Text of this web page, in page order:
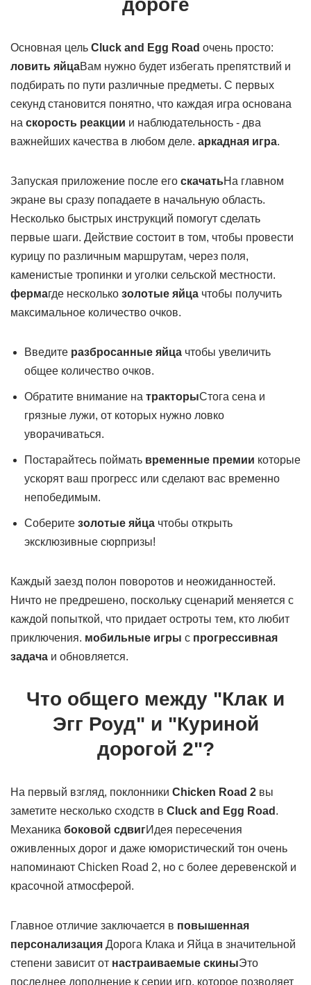
Основная цель Cluck and Egg Road очень просто:
ловить яйцаВам нужно будет избегать препятствий и
подбирать по пути различные предметы. С первых
секунд становится понятно, что каждая игра основана
на скорость реакции и наблюдательность - два
важнейших качества в любом деле. аркадная игра.
Запуская приложение после его скачатьНа главном
экране вы сразу попадаете в начальную область.
Несколько быстрых инструкций помогут сделать
первые шаги. Действие состоит в том, чтобы провести
курицу по различным маршрутам, через поля,
каменистые тропинки и уголки сельской местности.
фермагде несколько золотые яйца чтобы получить
максимальное количество очков.
Введите разбросанные яйца чтобы увеличить
общее количество очков.
Обратите внимание на тракторыСтога сена и
грязные лужи, от которых нужно ловко
уворачиваться.
Постарайтесь поймать временные премии которые
ускорят ваш прогресс или сделают вас временно
непобедимым.
Соберите золотые яйца чтобы открыть
эксклюзивные сюрпризы!
Каждый заезд полон поворотов и неожиданностей.
Ничто не предрешено, поскольку сценарий меняется с
каждой попыткой, что придает остроты тем, кто любит
приключения. мобильные игры с прогрессивная
задача и обновляется.
Что общего между "Клак и
Эгг Роуд" и "Куриной
дорогой 2"?
На первый взгляд, поклонники Chicken Road 2 вы
заметите несколько сходств в Cluck and Egg Road .
Механика боковой сдвигИдея пересечения
оживленных дорог и даже юмористический тон очень
напоминают Chicken Road 2, но с более деревенской и
красочной атмосферой.
Главное отличие заключается в повышенная
персонализация Дорога Клака и Яйца в значительной
степени зависит от настраиваемые скиныЭто
последнее дополнение к серии игр, которое позволяет